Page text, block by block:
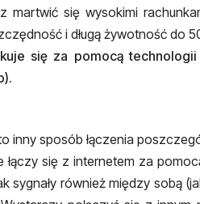
martwić się wysokimi
i długą żywotność do
się za pomocą
inny sposób łączenia
się z internetem za
sygnały również między sobą